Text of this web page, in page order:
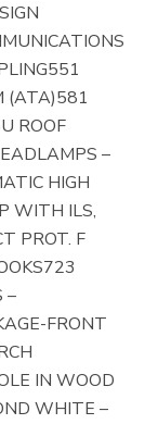
(ATA)581
ROOF
–
HIGH
WITH ILS,
PROT. F
–
FRONT
IN WOOD
WHITE –